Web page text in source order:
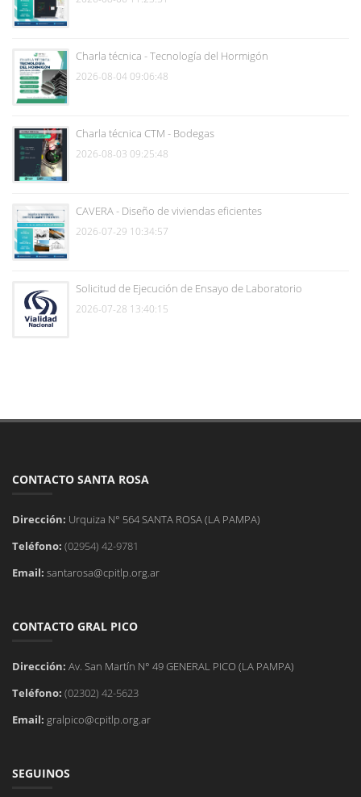
Charla técnica - Tecnología del Hormigón
2026-08-04 09:06:48
Charla técnica CTM - Bodegas
2026-08-03 09:25:48
CAVERA - Diseño de viviendas eficientes
2026-07-29 10:34:57
Solicitud de Ejecución de Ensayo de Laboratorio
2026-07-28 13:40:15
CONTACTO SANTA ROSA
Dirección: Urquiza N° 564 SANTA ROSA (LA PAMPA)
Teléfono: (02954) 42-9781
Email: santarosa@cpitlp.org.ar
CONTACTO GRAL PICO
Dirección: Av. San Martín N° 49 GENERAL PICO (LA PAMPA)
Teléfono: (02302) 42-5623
Email: gralpico@cpitlp.org.ar
SEGUINOS